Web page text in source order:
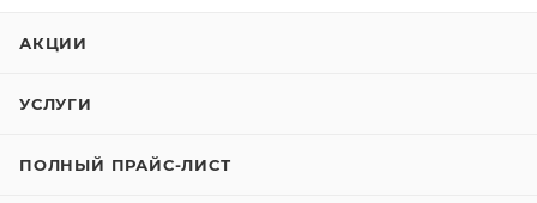
АКЦИИ
УСЛУГИ
ПОЛНЫЙ ПРАЙС-ЛИСТ